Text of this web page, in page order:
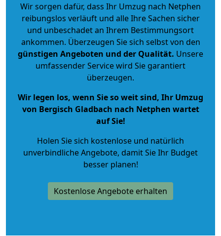
Wir sorgen dafür, dass Ihr Umzug nach Netphen
reibungslos verläuft und alle Ihre Sachen sicher
und unbeschadet an Ihrem Bestimmungsort
ankommen. Überzeugen Sie sich selbst von den
günstigen Angeboten und der Qualität. Unsere
umfassender Service wird Sie garantiert
überzeugen.
Wir legen los, wenn Sie so weit sind, Ihr Umzug
von Bergisch Gladbach nach Netphen wartet
auf Sie!
Holen Sie sich kostenlose und natürlich
unverbindliche Angebote, damit Sie Ihr Budget
besser planen!
Kostenlose Angebote erhalten